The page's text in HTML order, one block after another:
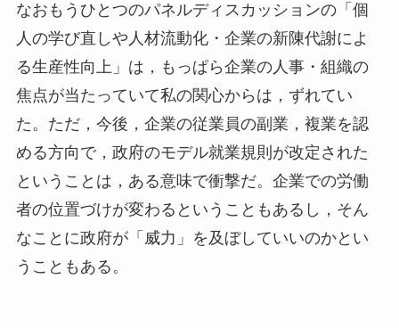
なおもうひとつのパネルディスカッションの「個
人の学び直しや人材流動化・企業の新陳代謝によ
る生産性向上」は，もっぱら企業の人事・組織の
焦点が当たっていて私の関心からは，ずれてい
た。ただ，今後，企業の従業員の副業，複業を認
める方向で，政府のモデル就業規則が改定された
ということは，ある意味で衝撃だ。企業での労働
者の位置づけが変わるということもあるし，そん
なことに政府が「威力」を及ぼしていいのかとい
うこともある。